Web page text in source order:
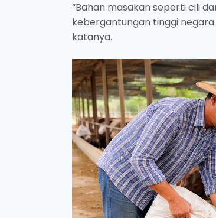
“Bahan masakan seperti cili
kebergantungan tinggi
katanya.